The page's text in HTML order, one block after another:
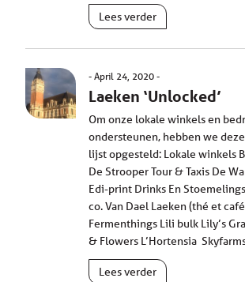
Lees verder
April 24, 2020
Laeken ‘Unlocked’
Om onze lokale winkels en
ondersteunen, hebben we
lijst opgesteld: Lokale winkels
De Strooper Tour & Taxis De
Edi-print Drinks En
co. Van Dael Laeken (thé et
Fermenthings Lili bulk Lily’s
& Flowers L’Hortensia
Lees verder